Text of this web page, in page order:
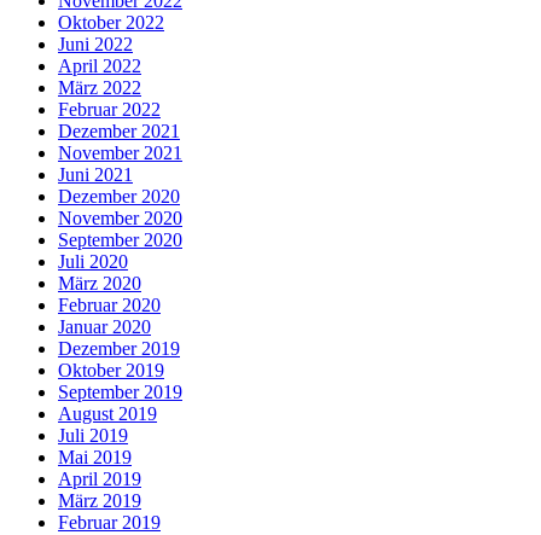
Oktober 2022
Juni 2022
April 2022
März 2022
Februar 2022
Dezember 2021
November 2021
Juni 2021
Dezember 2020
November 2020
September 2020
Juli 2020
März 2020
Februar 2020
Januar 2020
Dezember 2019
Oktober 2019
September 2019
August 2019
Juli 2019
Mai 2019
April 2019
März 2019
Februar 2019